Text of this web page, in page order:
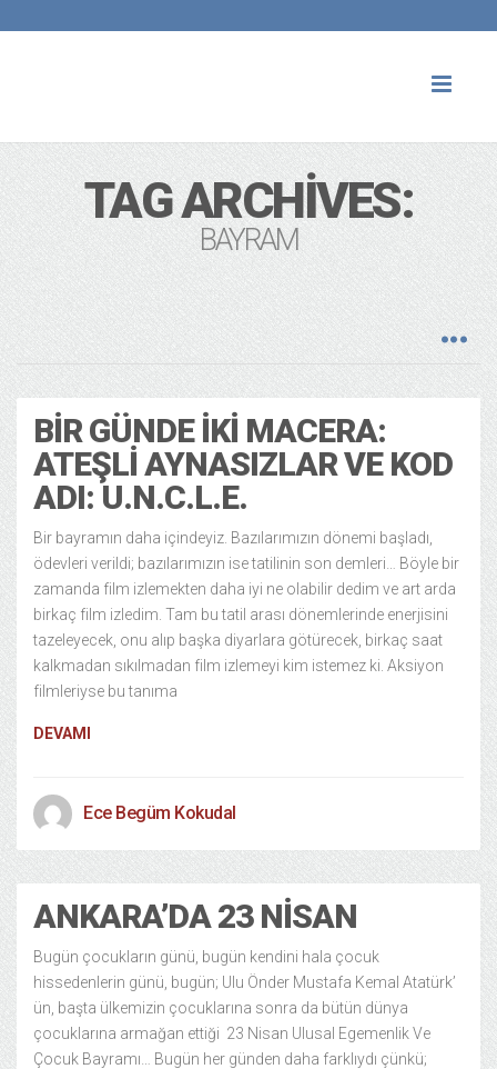
TAG ARCHIVES:
BAYRAM
BIR GÜNDE İKI MACERA:
ATEŞLI AYNASIZLAR VE KOD
ADI: U.N.C.L.E.
Bir bayramın daha içindeyiz. Bazılarımızın dönemi başladı,
ödevleri verildi; bazılarımızın ise tatilinin son demleri… Böyle bir
zamanda film izlemekten daha iyi ne olabilir dedim ve art arda
birkaç film izledim. Tam bu tatil arası dönemlerinde enerjisini
tazeleyecek, onu alıp başka diyarlara götürecek, birkaç saat
kalkmadan sıkılmadan film izlemeyi kim istemez ki. Aksiyon
filmleriyse bu tanıma
DEVAMI
Ece Begüm Kokudal
ANKARA’DA 23 NISAN
Bugün çocukların günü, bugün kendini hala çocuk
hissedenlerin günü, bugün; Ulu Önder Mustafa Kemal Atatürk’
ün, başta ülkemizin çocuklarına sonra da bütün dünya
çocuklarına armağan ettiği 23 Nisan Ulusal Egemenlik Ve
Çocuk Bayramı… Bugün her günden daha farklıydı çünkü;